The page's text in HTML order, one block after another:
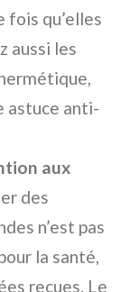
fois qu’elles
aussi les
astuce anti-
aux
des
n’est pas
la santé,
reçues. Le